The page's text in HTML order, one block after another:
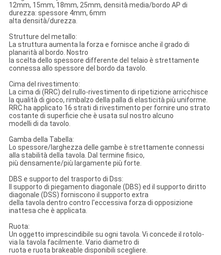
12mm, 15mm, 18mm, 25mm, densità media/bordo AP di
durezza: spessore 4mm, 6mm
alta densità/durezza.
Strutture del metallo:
La struttura aumenta la forza e fornisce anche il grado di
planarità al bordo. Nostro
la scelta dello spessore differente del telaio è strettamente
connessa allo spessore del bordo da tavolo.
Cima del rivestimento:
La cima di (RRC) del rullo-rivestimento di ripetizione arricchisce
la qualità di gioco, rimbalzo della palla di elasticità più uniforme.
RRC ha applicato 16 strati di rivestimento per fornire uno strato
costante di superficie che è usata sul nostro alcuno
modelli di da tavolo.
Gamba della Tabella:
Lo spessore/larghezza delle gambe è strettamente connessi
alla stabilità della tavola. Dal termine fisico,
più densamente/più largamente più forte.
DBS e supporto del trasporto di Dss:
Il supporto di piegamento diagonale (DBS) ed il supporto diritto
diagonale (DSS) forniscono il supporto extra
della tavola dentro contro l'eccessiva forza di opposizione
inattesa che è applicata.
Ruota:
Un oggetto imprescindibile su ogni tavola. Vi concede il rotolo-
via la tavola facilmente. Vario diametro di
ruota e ruota brakeable disponibili scegliere.